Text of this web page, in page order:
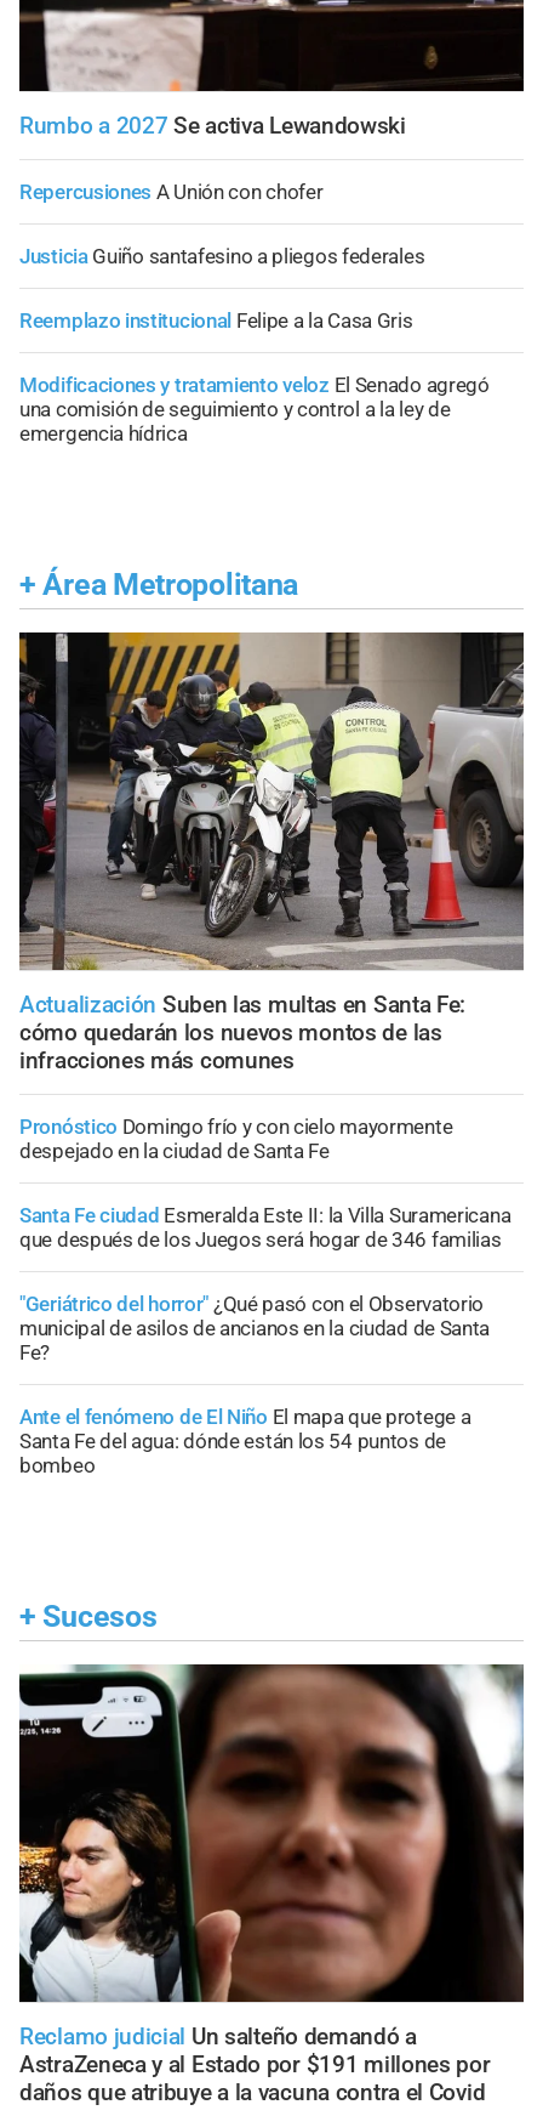
Rumbo a 2027 Se activa Lewandowski
Repercusiones A Unión con chofer
Justicia Guiño santafesino a pliegos federales
Reemplazo institucional Felipe a la Casa Gris
Modificaciones y tratamiento veloz El Senado agregó
una comisión de seguimiento y control a la ley de
emergencia hídrica
+ Área Metropolitana
Actualización Suben las multas en Santa Fe:
cómo quedarán los nuevos montos de las
infracciones más comunes
Pronóstico Domingo frío y con cielo mayormente
despejado en la ciudad de Santa Fe
Santa Fe ciudad Esmeralda Este II: la Villa Suramericana
que después de los Juegos será hogar de 346 familias
"Geriátrico del horror" ¿Qué pasó con el Observatorio
municipal de asilos de ancianos en la ciudad de Santa
Fe?
Ante el fenómeno de El Niño El mapa que protege a
Santa Fe del agua: dónde están los 54 puntos de
bombeo
+ Sucesos
Reclamo judicial Un salteño demandó a
AstraZeneca y al Estado por $191 millones por
daños que atribuye a la vacuna contra el Covid